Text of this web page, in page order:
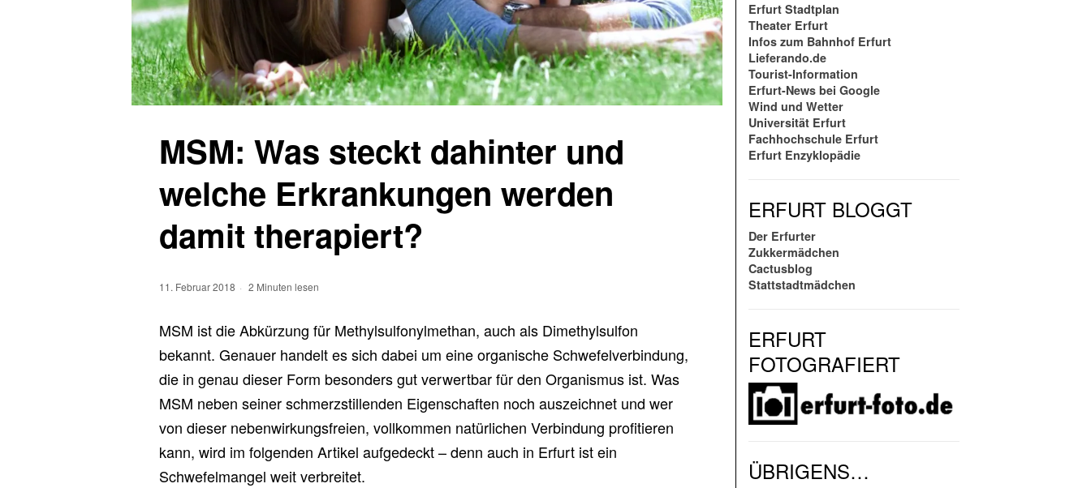
MSM: Was steckt dahinter und
welche Erkrankungen werden
damit therapiert?
11. Februar 2018 2 Minuten lesen
MSM ist die Abkürzung für Methylsulfonylmethan, auch als Dimethylsulfon
bekannt. Genauer handelt es sich dabei um eine organische Schwefelverbindung,
die in genau dieser Form besonders gut verwertbar für den Organismus ist. Was
MSM neben seiner schmerzstillenden Eigenschaften noch auszeichnet und wer
von dieser nebenwirkungsfreien, vollkommen natürlichen Verbindung profitieren
kann, wird im folgenden Artikel aufgedeckt – denn auch in Erfurt ist ein
Schwefelmangel weit verbreitet.
Erfurt Stadtplan
Theater Erfurt
Infos zum Bahnhof Erfurt
Lieferando.de
Tourist-Information
Erfurt-News bei Google
Wind und Wetter
Universität Erfurt
Fachhochschule Erfurt
Erfurt Enzyklopädie
ERFURT BLOGGT
Der Erfurter
Zukkermädchen
Cactusblog
Stattstadtmädchen
ERFURT
FOTOGRAFIERT
ÜBRIGENS…